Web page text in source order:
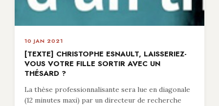
10 JAN 2021
[TEXTE] CHRISTOPHE ESNAULT, LAISSERIEZ-
VOUS VOTRE FILLE SORTIR AVEC UN
THÉSARD ?
La thèse professionnalisante sera lue en diagonale
(12 minutes maxi) par un directeur de recherche